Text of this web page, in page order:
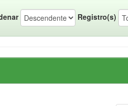
Registro(s)